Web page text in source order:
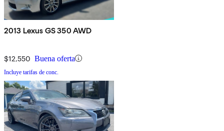
2013 Lexus GS 350 AWD
$12,550 Buena oferta
Incluye tarifas de conc.